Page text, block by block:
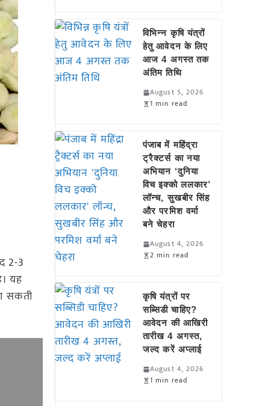
2-3
यह
सकती
विभिन्न कृषि यंत्रों
हेतु आवेदन के लिए
आज 4 अगस्त तक
अंतिम तिथि
August 5, 2026
1 min read
पंजाब में महिंद्रा
ट्रैक्टर्स का नया
अभियान ‘दुनिया
विच इक्को ललकार’
लॉन्च, सुखबीर सिंह
और परमिश वर्मा
बने चेहरा
August 4, 2026
2 min read
कृषि यंत्रों पर
सब्सिडी चाहिए?
आवेदन की आखिरी
तारीख 4 अगस्त,
जल्द करें अप्लाई
August 4, 2026
1 min read